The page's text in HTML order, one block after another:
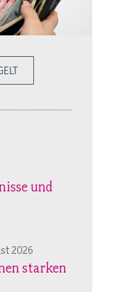
und
2026
starken